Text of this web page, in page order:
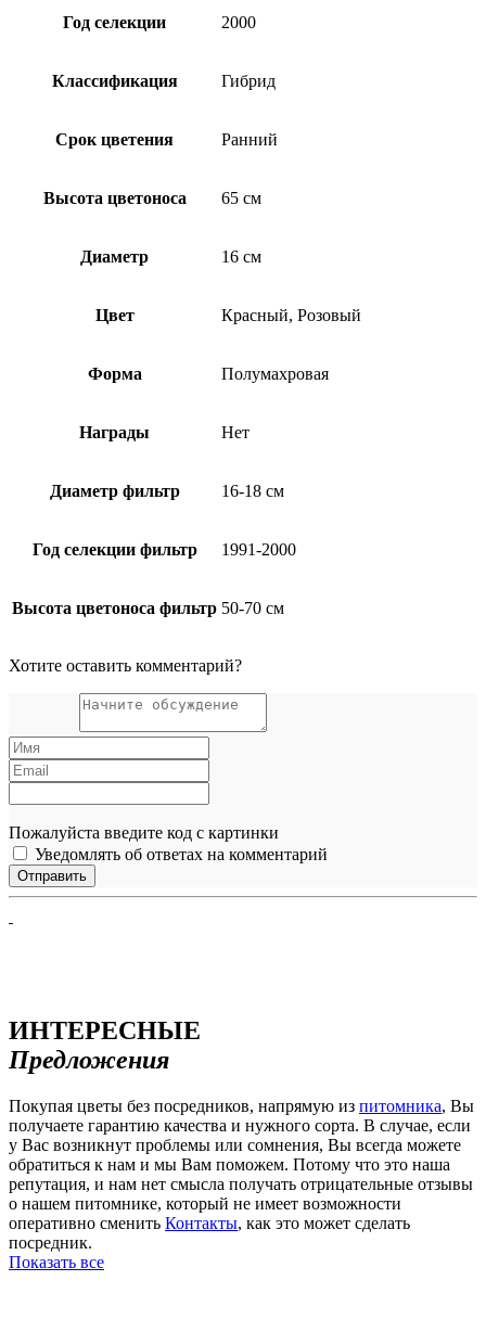
Год селекции 2000
Классификация Гибрид
Срок цветения Ранний
Высота цветоноса 65 см
Диаметр 16 см
Цвет Красный, Розовый
Форма Полумахровая
Награды Нет
Диаметр фильтр 16-18 см
Год селекции фильтр 1991-2000
Высота цветоноса фильтр 50-70 см
Хотите оставить комментарий?
Пожалуйста введите код с картинки
Уведомлять об ответах на комментарий
ИНТЕРЕСНЫЕ
Предложения
Покупая цветы без посредников, напрямую из питомника, Вы
получаете гарантию качества и нужного сорта. В случае, если
у Вас возникнут проблемы или сомнения, Вы всегда можете
обратиться к нам и мы Вам поможем. Потому что это наша
репутация, и нам нет смысла получать отрицательные отзывы
о нашем питомнике, который не имеет возможности
оперативно сменить Контакты, как это может сделать
посредник.
Показать все